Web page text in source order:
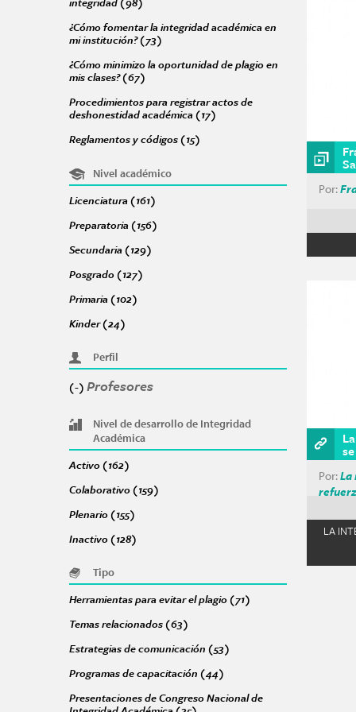
¿Cómo fomentar la integridad académica en
mi institución? (73) Apply ¿Cómo fomentar la integridad
¿Cómo minimizo la oportunidad de plagio en
mis clases? (67) Apply ¿Cómo minimizo la oportunidad de
Procedimientos para registrar actos de
deshonestidad académica (17) Apply Procedimientos para
Reglamentos y códigos (15) Apply Reglamentos y códigos
Nivel académico
Licenciatura (161)
Preparatoria (156)
Secundaria (129)
Posgrado (127)
Primaria (102)
Kinder (24)
Perfil
(-) Remove Profesores filter
Profesores
Nivel de desarrollo de Integridad
Académica
Activo (162)
Colaborativo (159)
Plenario (155)
Inactivo (128)
Tipo
Herramientas para evitar el plagio (71)
Temas relacionados (63)
Estrategias de comunicación (53)
Programas de capacitación (44)
Presentaciones de Congreso Nacional de
Por:
Por:La
LA